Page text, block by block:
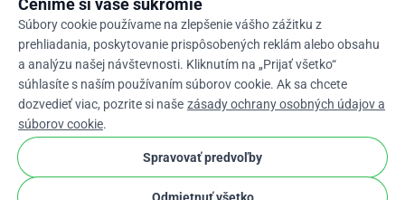
Skarrow_drop_down
★★★★★4,9 / 5 na základe 500+ recenzií
WhyDonate Súkromie a cookies
Ceníme si vaše súkromie
Súbory cookie používame na zlepšenie vášho zážitku z
prehliadania, poskytovanie prispôsobených reklám alebo obsahu
a analýzu našej návštevnosti. Kliknutím na „Prijať všetko“
súhlasíte s naším používaním súborov cookie. Ak sa chcete
dozvedieť viac, pozrite si naše zásady ochrany osobných údajov a
súborov cookie.
Spravovať predvoľby